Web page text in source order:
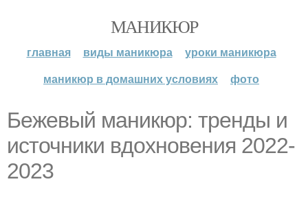
МАНИКЮР
главная виды маникюра
уроки маникюра
маникюр в домашних условиях
фото
Бежевый маникюр: тренды и
источники вдохновения 2022-
2023